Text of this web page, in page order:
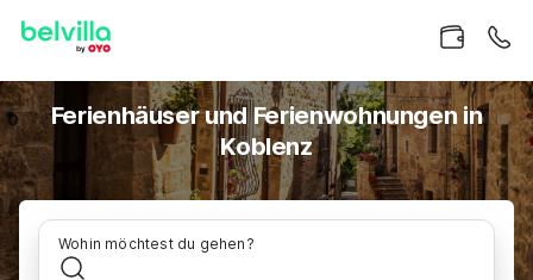
Ferienhäuser und Ferienwohnungen in
Koblenz
Wohin möchtest du gehen?